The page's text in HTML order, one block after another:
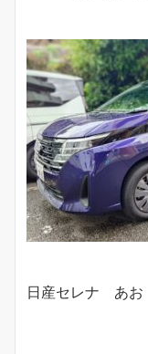
日産セレナ あお